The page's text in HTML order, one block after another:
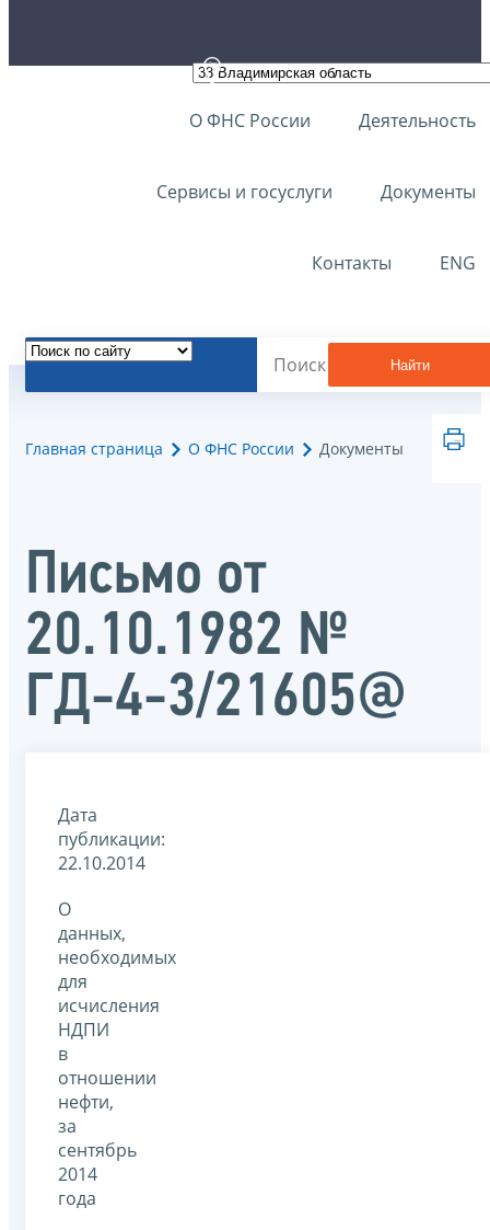
О ФНС России Деятельность
Сервисы и госуслуги Документы
Контакты ENG
Найти
Главная страница О ФНС России Документы
Письмо от
20.10.1982 №
ГД-4-3/21605@
Дата
публикации:
22.10.2014
О
данных,
необходимых
для
исчисления
НДПИ
в
отношении
нефти,
за
сентябрь
2014
года